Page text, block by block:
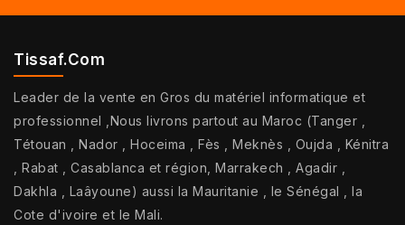
Tissaf.com
Leader de la vente en Gros du matériel informatique et
professionnel ,Nous livrons partout au Maroc (Tanger ,
Tétouan , Nador , Hoceima , Fès , Meknès , Oujda , Kénitra
, Rabat , Casablanca et région, Marrakech , Agadir ,
Dakhla , Laâyoune) aussi la Mauritanie , le Sénégal , la
Cote d'ivoire et le Mali.